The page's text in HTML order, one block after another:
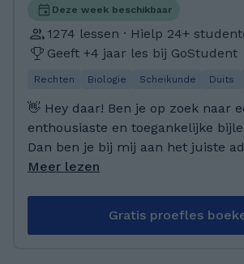
Deze week beschikbaar
1274 lessen · Hielp 24+
Geeft +4 jaar les bij GoStudent
Rechten Biologie Scheikunde Duits
👋 Hey daar! Ben je op zoek naar een
enthousiaste en toegankelijke
Dan ben je bij mij aan het juiste adres!
een masterstudent Business
wiskunde en talen. Mijn studie
Meer lezen
Gratis proefles